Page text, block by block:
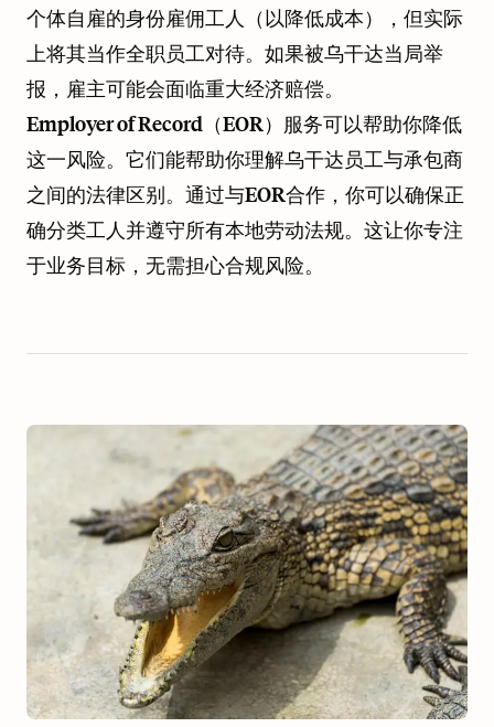
个体自雇的身份雇佣工人（以降低成本），但实际
上将其当作全职员工对待。如果被乌干达当局举
报，雇主可能会面临重大经济赔偿。
Employer of Record（EOR）服务可以帮助你降低
这一风险。它们能帮助你理解乌干达员工与承包商
之间的法律区别。通过与EOR合作，你可以确保正
确分类工人并遵守所有本地劳动法规。这让你专注
于业务目标，无需担心合规风险。